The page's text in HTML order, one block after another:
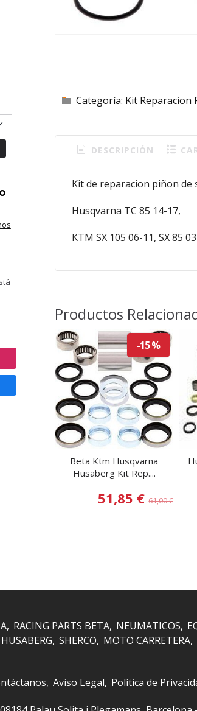
Categoría: Kit Reparacion
DESCRIPCIÓN
Kit de reparacion piñon de
Husqvarna TC 85 14-17,
KTM SX 105 06-11, SX 85
Productos
-15 %
Beta Ktm Husqvarna
Husaberg Kit Rep....
51,85 €61,00 €
RACING PARTS BETA NEUMATICOS
HUSABERG SHERCO MOTO CARRETERA
Aviso Legal Política de